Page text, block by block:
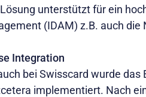
unterstützt für ein
(IDAM) z.B. auch
Integration
bei Swisscard wurde
implementiert. Nach